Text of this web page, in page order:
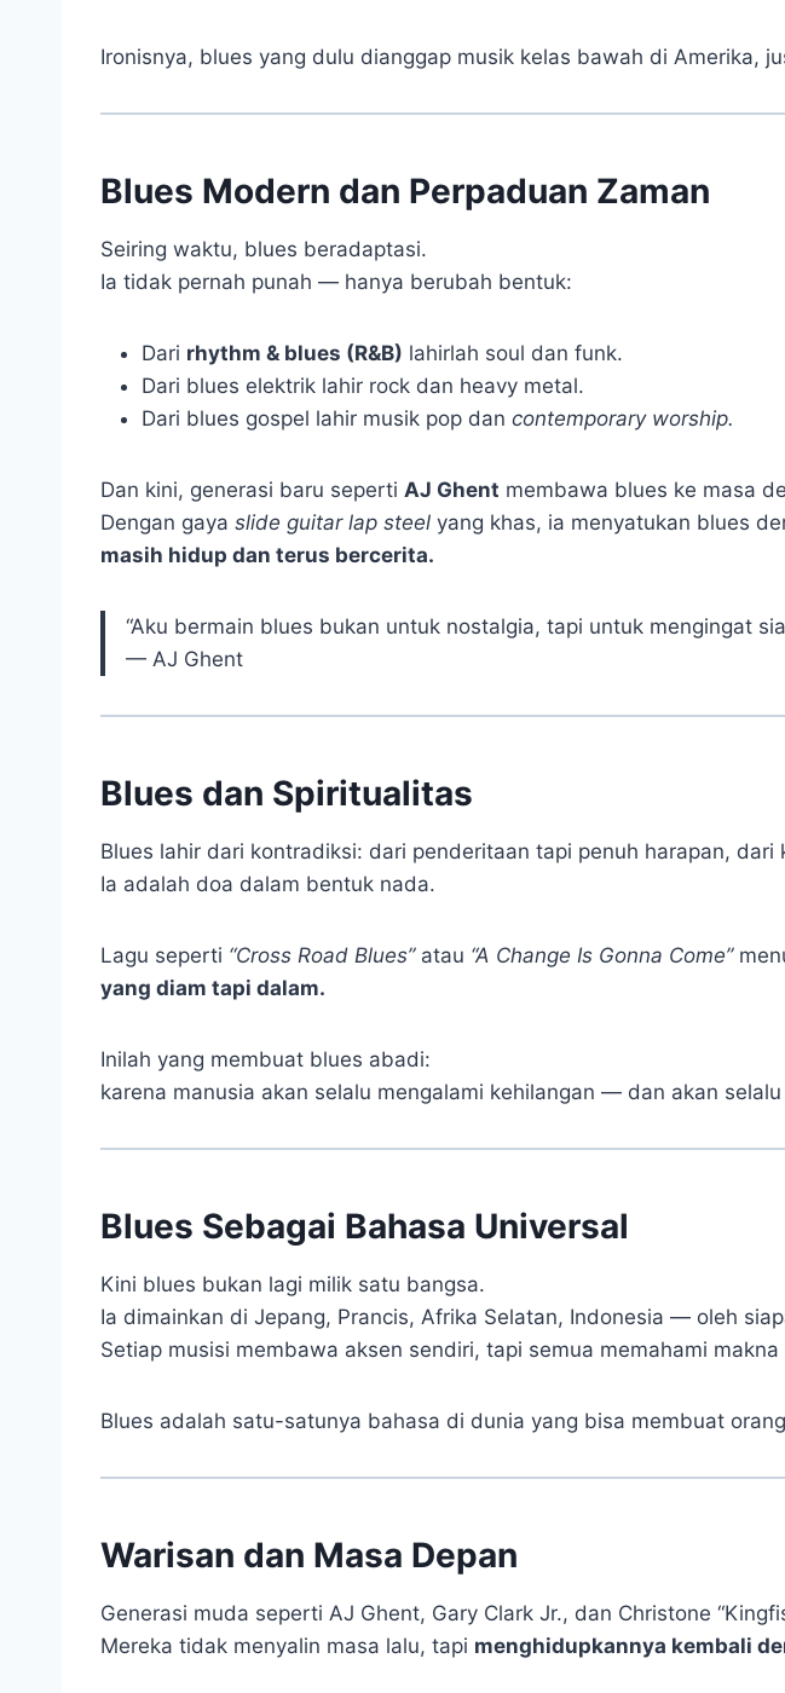
Ironisnya, blues yang dulu dianggap musik kelas bawah di Amerika,
Blues Modern dan Perpaduan Zaman
Seiring waktu, blues beradaptasi.
Ia tidak pernah punah — hanya berubah bentuk:
Dari rhythm & blues (R&B) lahirlah soul dan funk.
Dari blues elektrik lahir rock dan heavy metal.
Dari blues gospel lahir musik pop dan contemporary worship.
Dan kini, generasi baru seperti AJ Ghent membawa blues ke masa
Dengan gaya slide guitar lap steel yang khas, ia menyatukan blues
masih hidup dan terus bercerita.
“Aku bermain blues bukan untuk nostalgia, tapi untuk mengingat
— AJ Ghent
Blues dan Spiritualitas
Blues lahir dari kontradiksi: dari penderitaan tapi penuh harapan, dari
Ia adalah doa dalam bentuk nada.
Lagu seperti “Cross Road Blues”atau “A Change Is Gonna Come”
yang diam tapi dalam.
Inilah yang membuat blues abadi:
karena manusia akan selalu mengalami kehilangan — dan akan
Blues Sebagai Bahasa Universal
Kini blues bukan lagi milik satu bangsa.
Ia dimainkan di Jepang, Prancis, Afrika Selatan, Indonesia — oleh
Setiap musisi membawa aksen sendiri, tapi semua memahami makna
Blues adalah satu-satunya bahasa di dunia yang bisa membuat
Warisan dan Masa Depan
Generasi muda seperti AJ Ghent, Gary Clark Jr., dan Christone
Mereka tidak menyalin masa lalu, tapi menghidupkannya kembali